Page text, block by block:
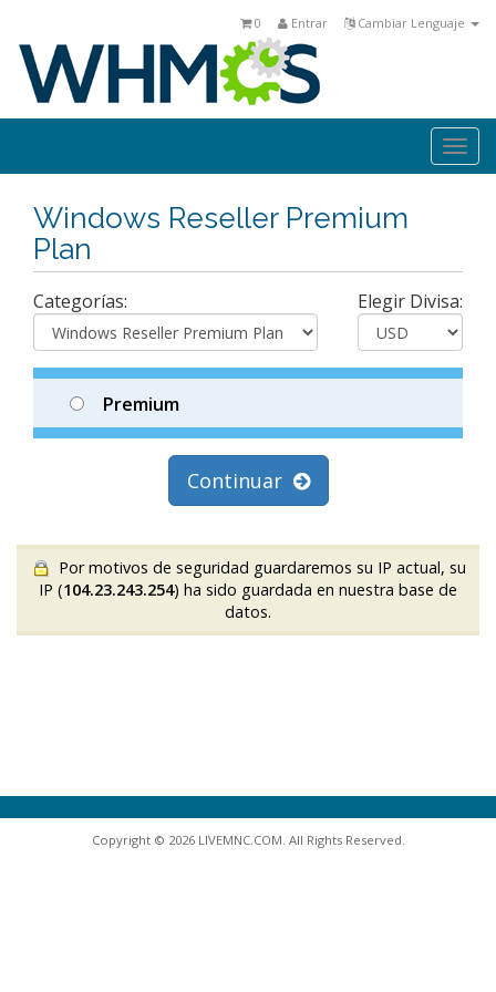
Cambiar Lenguaje
Entrar
0
Windows Reseller Premium
Plan
Categorías: Elegir Divisa:
Premium
Continuar
Por motivos de seguridad guardaremos su IP actual, su
IP (104.23.243.254) ha sido guardada en nuestra base de
datos.
Copyright © 2026 LIVEMNC.COM. All Rights Reserved.